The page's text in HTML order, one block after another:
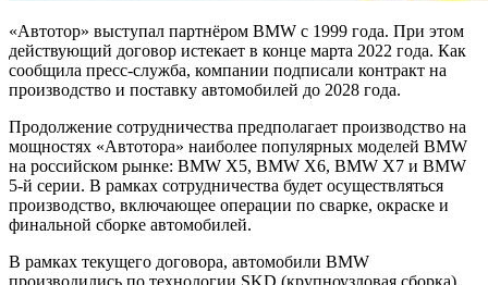
«Автотор» выступал партнёром BMW с 1999 года. При этом
действующий договор истекает в конце марта 2022 года. Как
сообщила пресс-служба, компании подписали контракт на
производство и поставку автомобилей до 2028 года.
Продолжение сотрудничества предполагает производство на
мощностях «Автотора» наиболее популярных моделей BMW
на российском рынке: BMW X5, BMW X6, BMW X7 и BMW
5-й серии. В рамках сотрудничества будет осуществляться
производство, включающее операции по сварке, окраске и
финальной сборке автомобилей.
В рамках текущего договора, автомобили BMW
производились по технологии SKD (крупноузловая сборка).